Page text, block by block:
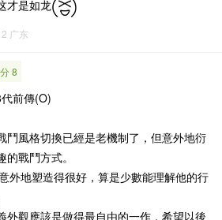
才是如龙
广东
8
前傳(O)
鬥風格切換已經是老機制了，但意外地衍
戰鬥方式。
外地塑造得很好，算是少數能理解他的行
外觀應該是做得最自由的一作，希望以後